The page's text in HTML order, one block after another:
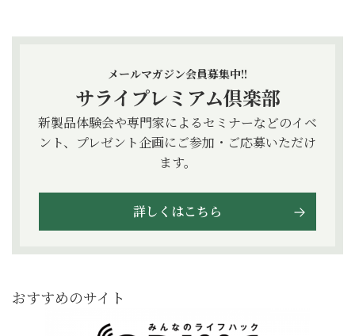
メールマガジン会員募集中!!
サライプレミアム倶楽部
新製品体験会や専門家によるセミナーなどのイベ
ント、プレゼント企画にご参加・ご応募いただけ
ます。
詳しくはこちら
おすすめのサイト